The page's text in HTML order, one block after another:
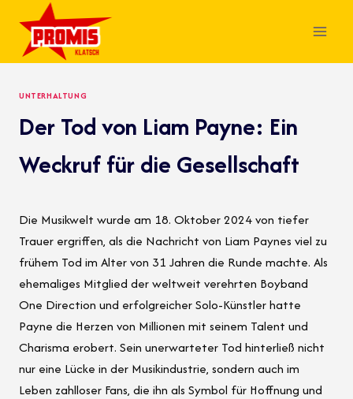
content
UNTERHALTUNG
Der Tod von Liam Payne: Ein
Weckruf für die Gesellschaft
Die Musikwelt wurde am 18. Oktober 2024 von tiefer
Trauer ergriffen, als die Nachricht von Liam Paynes viel zu
frühem Tod im Alter von 31 Jahren die Runde machte. Als
ehemaliges Mitglied der weltweit verehrten Boyband
One Direction und erfolgreicher Solo-Künstler hatte
Payne die Herzen von Millionen mit seinem Talent und
Charisma erobert. Sein unerwarteter Tod hinterließ nicht
nur eine Lücke in der Musikindustrie, sondern auch im
Leben zahlloser Fans, die ihn als Symbol für Hoffnung und